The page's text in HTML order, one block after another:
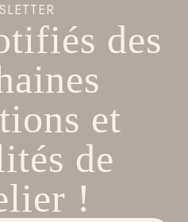
des
et
de
!